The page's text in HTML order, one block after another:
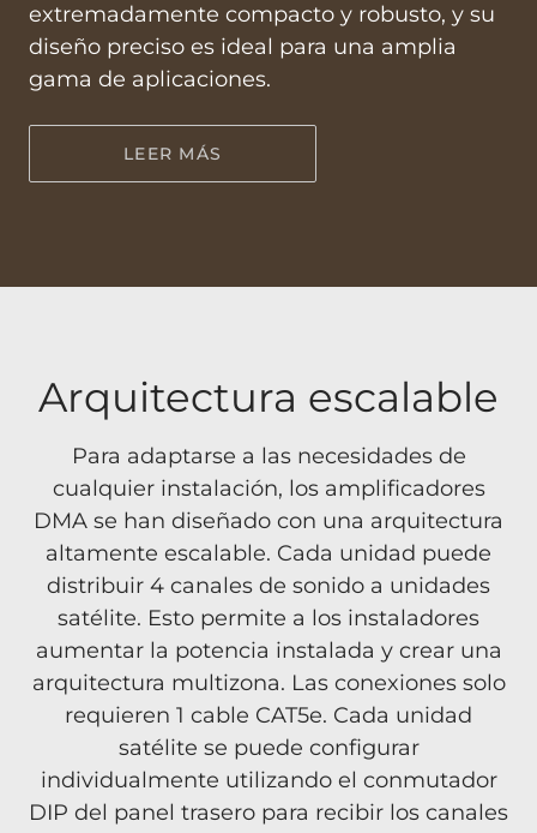
extremadamente compacto y robusto, y su
diseño preciso es ideal para una amplia
gama de aplicaciones.
LEER MÁS
Arquitectura escalable
Para adaptarse a las necesidades de
cualquier instalación, los amplificadores
DMA se han diseñado con una arquitectura
altamente escalable. Cada unidad puede
distribuir 4 canales de sonido a unidades
satélite. Esto permite a los instaladores
aumentar la potencia instalada y crear una
arquitectura multizona. Las conexiones solo
requieren 1 cable CAT5e. Cada unidad
satélite se puede configurar
individualmente utilizando el conmutador
DIP del panel trasero para recibir los canales